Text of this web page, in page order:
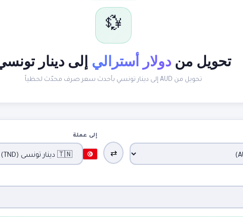
💱
تحويل من دولار أسترالي إلى دينار
تحويل من AUD إلى دينار تونسي بأحدث سعر صرف محدّث لحظياً
⇄
إلى عملة